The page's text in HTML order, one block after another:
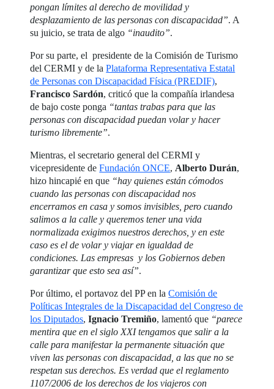
pongan límites al derecho de movilidad y
desplazamiento de las personas con discapacidad”. A
su juicio, se trata de algo “inaudito”.
Por su parte, el presidente de la Comisión de Turismo
del CERMI y de laPlataforma Representativa Estatal
de Personas con Discapacidad Física (PREDIF),
Francisco Sardón, criticó que la compañía irlandesa
de bajo coste ponga “tantas trabas para que las
personas con discapacidad puedan volar y hacer
turismo libremente”.
Mientras, el secretario general del CERMI y
vicepresidente deFundación ONCE, Alberto Durán,
hizo hincapié en que “hay quienes están cómodos
cuando las personas con discapacidad nos
encerramos en casa y somos invisibles, pero cuando
salimos a la calle y queremos tener una vida
normalizada exigimos nuestros derechos, y en este
caso es el de volar y viajar en igualdad de
condiciones. Las empresas y los Gobiernos deben
garantizar que esto sea así”.
Por último, el portavoz del PP en laComisión de
Políticas Integrales de la Discapacidad del Congreso de
los Diputados,Ignacio Tremiño, lamentó que “parece
mentira que en el siglo XXI tengamos que salir a la
calle para manifestar la permanente situación que
viven las personas con discapacidad, a las que no se
respetan sus derechos. Es verdad que el reglamento
1107/2006 de los derechos de los viajeros con